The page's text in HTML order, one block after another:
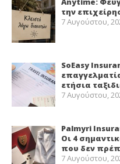
την
7 Αυγούστου,
SoEasy
ετήσια
7 Αυγούστου,
Palmyri
Οι 4
που δεν
7 Αυγούστου,